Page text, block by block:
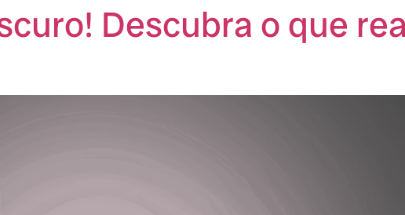
Descubra o que